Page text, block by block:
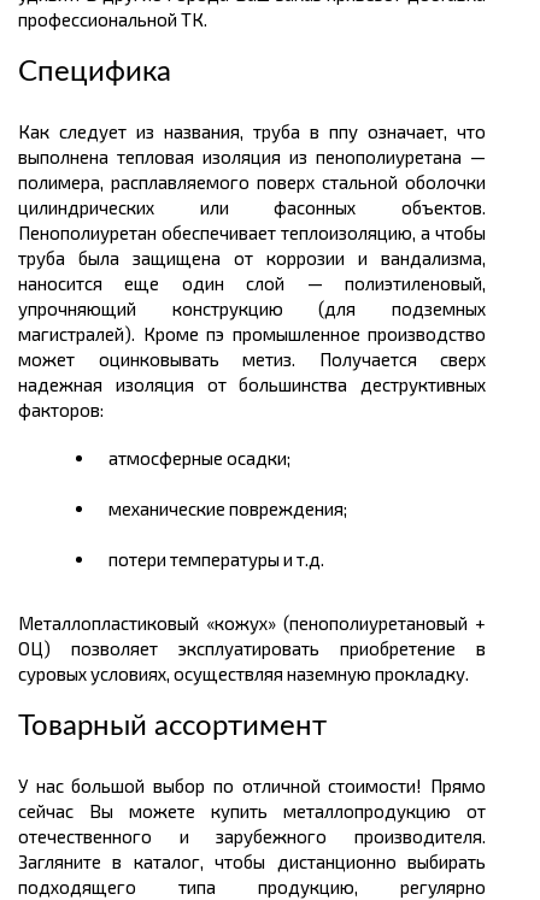
профессиональной ТК.
Специфика
Как следует из названия, труба в ппу означает, что
выполнена тепловая изоляция из пенополиуретана —
полимера, расплавляемого поверх стальной оболочки
цилиндрических или фасонных объектов.
Пенополиуретан обеспечивает теплоизоляцию, а чтобы
труба была защищена от коррозии и вандализма,
наносится еще один слой — полиэтиленовый,
упрочняющий конструкцию (для подземных
магистралей). Кроме пэ промышленное производство
может оцинковывать метиз. Получается сверх
надежная изоляция от большинства деструктивных
факторов:
атмосферные осадки;
механические повреждения;
потери температуры и т.д.
Металлопластиковый «кожух» (пенополиуретановый +
ОЦ) позволяет эксплуатировать приобретение в
суровых условиях, осуществляя наземную прокладку.
Товарный ассортимент
У нас большой выбор по отличной стоимости! Прямо
сейчас Вы можете купить металлопродукцию от
отечественного и зарубежного производителя.
Загляните в каталог, чтобы дистанционно выбирать
подходящего типа продукцию, регулярно